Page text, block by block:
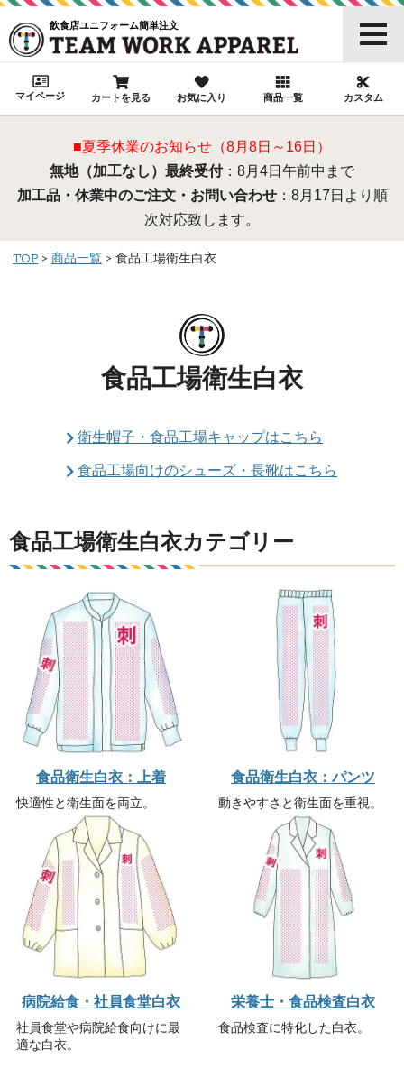
飲食店ユニフォーム簡単注文
マイページ カートを見る お気に入り 商品一覧 カスタム
■夏季休業のお知らせ（8月8日～16日）
無地（加工なし）最終受付：8月4日午前中まで
加工品・休業中のご注文・お問い合わせ：8月17日より順
次対応致します。
TOP 商品一覧 食品工場衛生白衣
食品工場衛生白衣
衛生帽子・食品工場キャップはこちら
食品工場向けのシューズ・長靴はこちら
食品工場衛生白衣カテゴリー
食品衛生白衣：上着
快適性と衛生面を両立。
食品衛生白衣：パンツ
動きやすさと衛生面を重視。
病院給食・社員食堂白衣
社員食堂や病院給食向けに最
適な白衣。
栄養士・食品検査白衣
食品検査に特化した白衣。